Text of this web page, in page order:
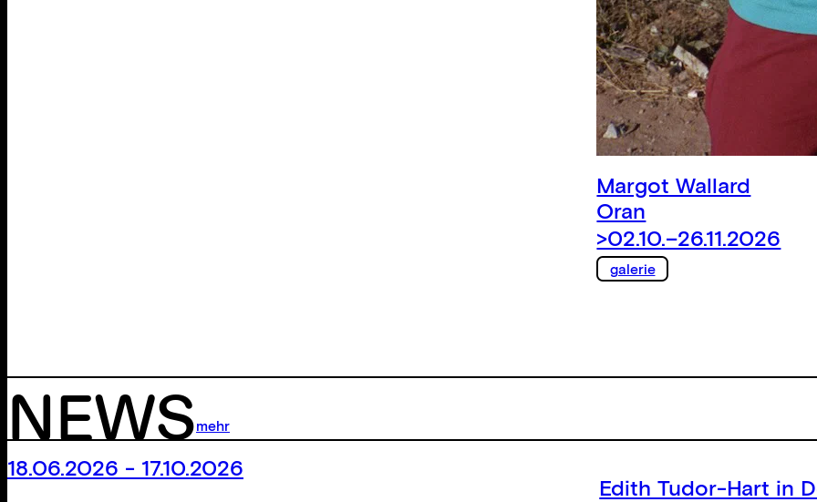
Margot Wallard
Oran
>02.10.–26.11.2026
galerie
NEWSmehr
18.06.2026 - 17.10.2026
Edith Tudor-Hart in